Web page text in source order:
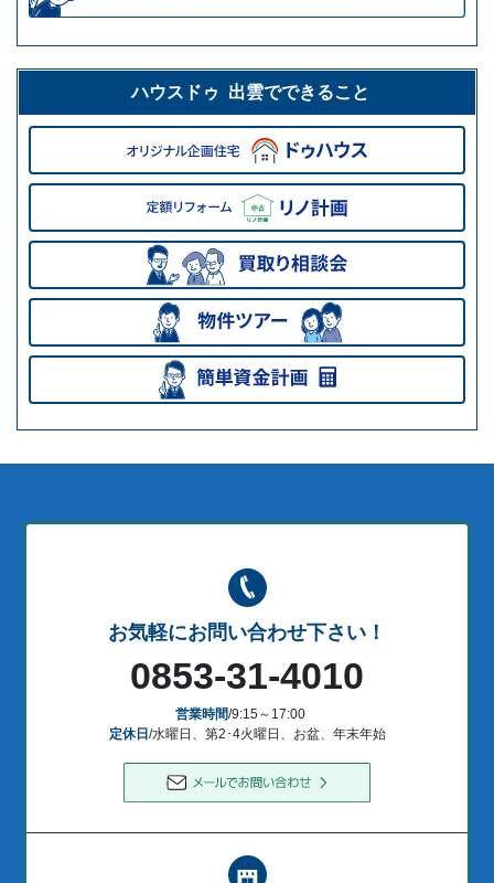
ハウスドゥ 出雲でできること
お気軽にお問い合わせ下さい！
0853-31-4010
営業時間/9:15～17:00
定休日/水曜日、第2･4火曜日、お盆、年末年始